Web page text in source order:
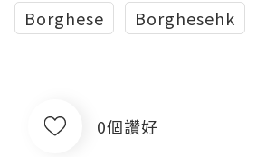
Borghese
Borghesehk
0個讚好